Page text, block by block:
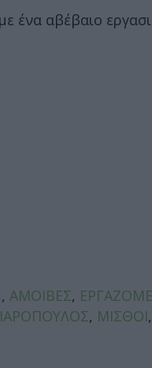
ένα αβέβαιο
, ΑΜΟΙΒΕΣ,
, ΜΙΣΘΟΙ,